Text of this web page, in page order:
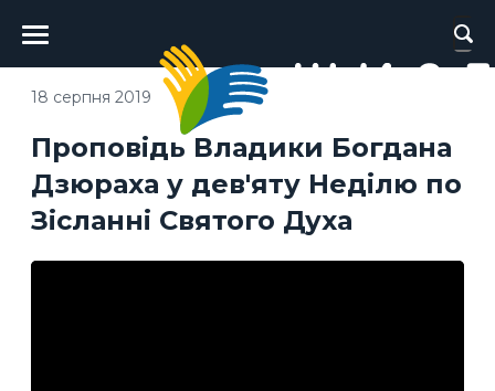
Головне
меню
Проповідь Владики Богдана
Дзюраха у дев'яту Неділю по
Зісланні Святого Духа
18 серпня 2019